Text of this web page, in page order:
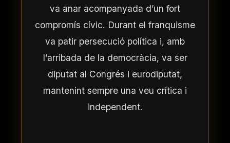
va anar acompanyada d’un fort
compromís cívic. Durant el franquisme
va patir persecució política i, amb
l’arribada de la democràcia, va ser
diputat al Congrés i eurodiputat,
mantenint sempre una veu crítica i
independent.